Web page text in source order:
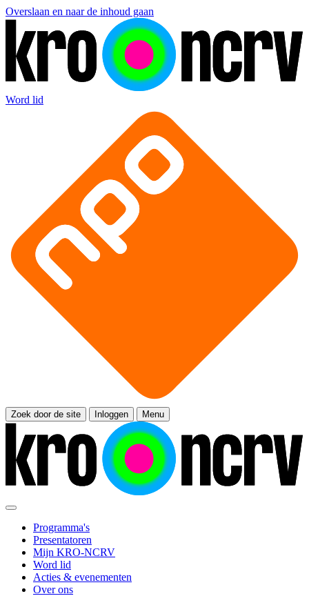
Overslaan en naar de inhoud gaan
Word lid
Zoek door de site Inloggen Menu
Programma's
Presentatoren
Mijn KRO-NCRV
Word lid
Acties & evenementen
Over ons